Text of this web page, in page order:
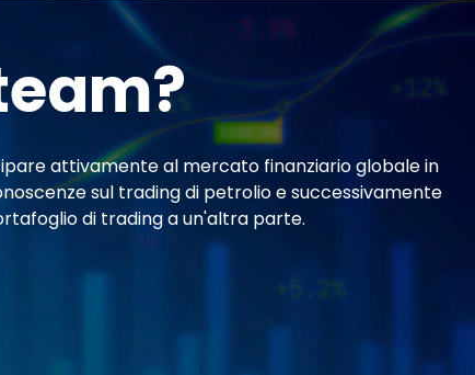
attivamente al mercato finanziario globale in
sul trading di petrolio e successivamente
di trading a un'altra parte.